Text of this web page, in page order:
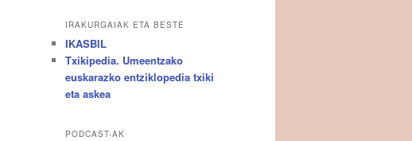
IRAKURGAIAK ETA BESTE
IKASBIL
Txikipedia. Umeentzako
euskarazko entziklopedia txiki
eta askea
PODCAST-AK